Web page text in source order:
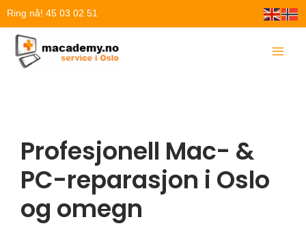
Hopp
innholdet
Ring nå! 45 03 02 51
Profesjonell Mac- &
PC-reparasjon i Oslo
og omegn